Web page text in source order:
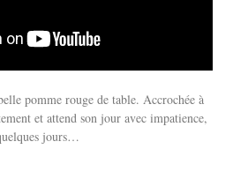
pomme rouge de table. Accrochée à
et attend son jour avec impatience,
jours…